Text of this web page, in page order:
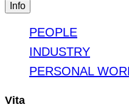
Info
PEOPLE
INDUSTRY
PERSONAL
Vita